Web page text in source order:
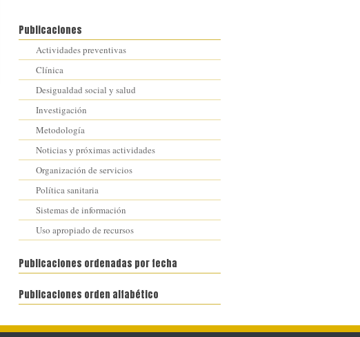
Publicaciones
Actividades preventivas
Clínica
Desigualdad social y salud
Investigación
Metodología
Noticias y próximas actividades
Organización de servicios
Política sanitaria
Sistemas de información
Uso apropiado de recursos
Publicaciones ordenadas por fecha
Publicaciones orden alfabético